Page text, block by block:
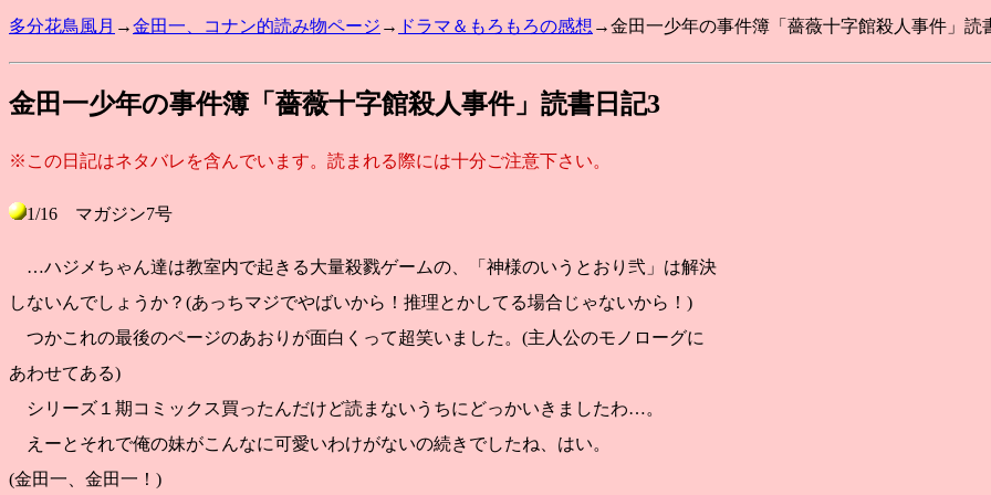
多分花鳥風月 →金田一、コナン的読み物ページ → ドラマ＆もろもろの感想 →金田一少年の事件簿「薔薇十字館殺人事件」読
金田一少年の事件簿「薔薇十字館殺人事件」読書日記3
※この日記はネタバレを含んでいます。読まれる際には十分ご注意下さい。
1/16 マガジン7号
…ハジメちゃん達は教室内で起きる大量殺戮ゲームの、「神様のいうとおり弐」は解決
しないんでしょうか？(あっちマジでやばいから！推理とかしてる場合じゃないから！)
つかこれの最後のページのあおりが面白くって超笑いました。(主人公のモノローグに
あわせてある)
シリーズ１期コミックス買ったんだけど読まないうちにどっかいきましたわ…。
えーとそれで俺の妹がこんなに可愛いわけがないの続きでしたね、はい。
(金田一、金田一！)